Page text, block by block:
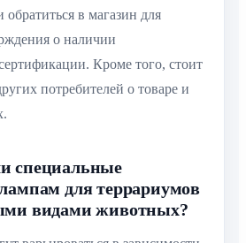
обратиться в магазин для
о наличии
Кроме того, стоит
потребителей о товаре и
специальные
для террариумов
видами животных?